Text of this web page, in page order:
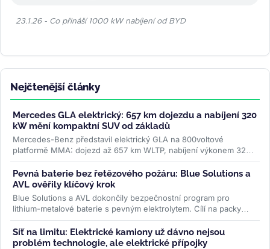
23.1.26 - Co přináší 1000 kW nabíjení od BYD
Nejčtenější články
Mercedes GLA elektrický: 657 km dojezdu a nabíjení 320
kW mění kompaktní SUV od základů
Mercedes-Benz představil elektrický GLA na 800voltové
platformě MMA: dojezd až 657 km WLTP, nabíjení výkonem 320
kW a plnění na 80 % za 22...>>
Pevná baterie bez řetězového požáru: Blue Solutions a
AVL ověřily klíčový krok
Blue Solutions a AVL dokončily bezpečnostní program pro
lithium-metalové baterie s pevným elektrolytem. Cílí na packy
bez šíření tepelné...>>
Síť na limitu: Elektrické kamiony už dávno nejsou
problém technologie, ale elektrické přípojky